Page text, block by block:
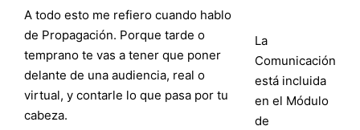
La
Comunicación
está incluida
en el Módulo
de
A todo esto me refiero cuando hablo
de Propagación. Porque tarde o
temprano te vas a tener que poner
delante de una audiencia, real o
virtual, y contarle lo que pasa por tu
cabeza.